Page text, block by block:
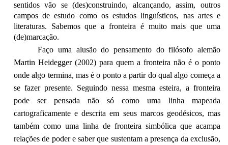
sentidos vão se (des)construindo, alcançando, assim, outros
campos de estudo como os estudos linguísticos, nas artes e
literaturas. Sabemos que a fronteira é muito mais que uma
(de)marcação.
Faço uma alusão do pensamento do filósofo alemão
Martin Heidegger (2002) para quem a fronteira não é o ponto
onde algo termina, mas é o ponto a partir do qual algo começa a
se fazer presente. Seguindo nessa mesma esteira, a fronteira
pode ser pensada não só como uma linha mapeada
cartograficamente e descrita em seus marcos geodésicos, mas
também como uma linha de fronteira simbólica que acampa
relações de poder e saber que sustentam a presença da exclusão,